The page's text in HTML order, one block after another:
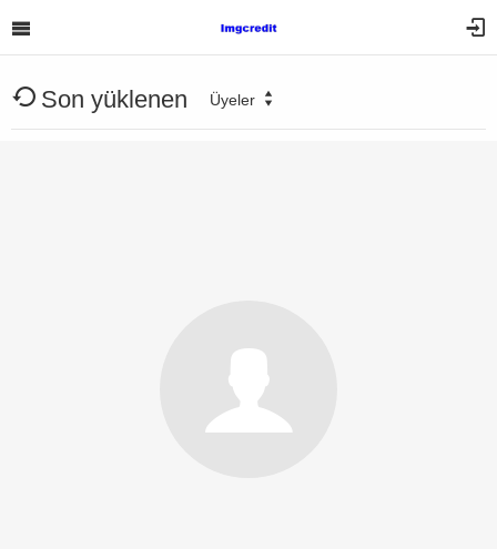
Son yüklenen Üyeler